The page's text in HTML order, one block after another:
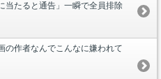
当たると通告」一瞬で全員排除
の作者なんでこんなに嫌われて